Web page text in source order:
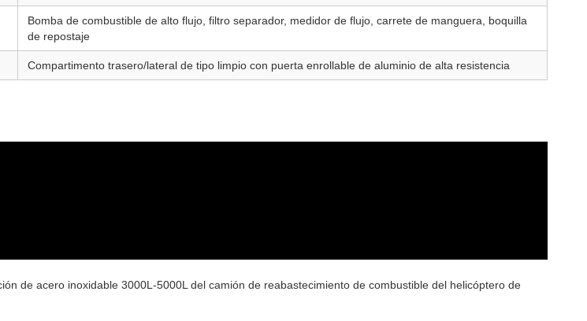
Bomba de combustible de alto flujo, filtro separador, medidor de flujo, carrete de manguera, boquilla
de repostaje
Compartimento trasero/lateral de tipo limpio con puerta enrollable de aluminio de alta resistencia
de acero inoxidable 3000L-5000L del camión de reabastecimiento de combustible del helicóptero de